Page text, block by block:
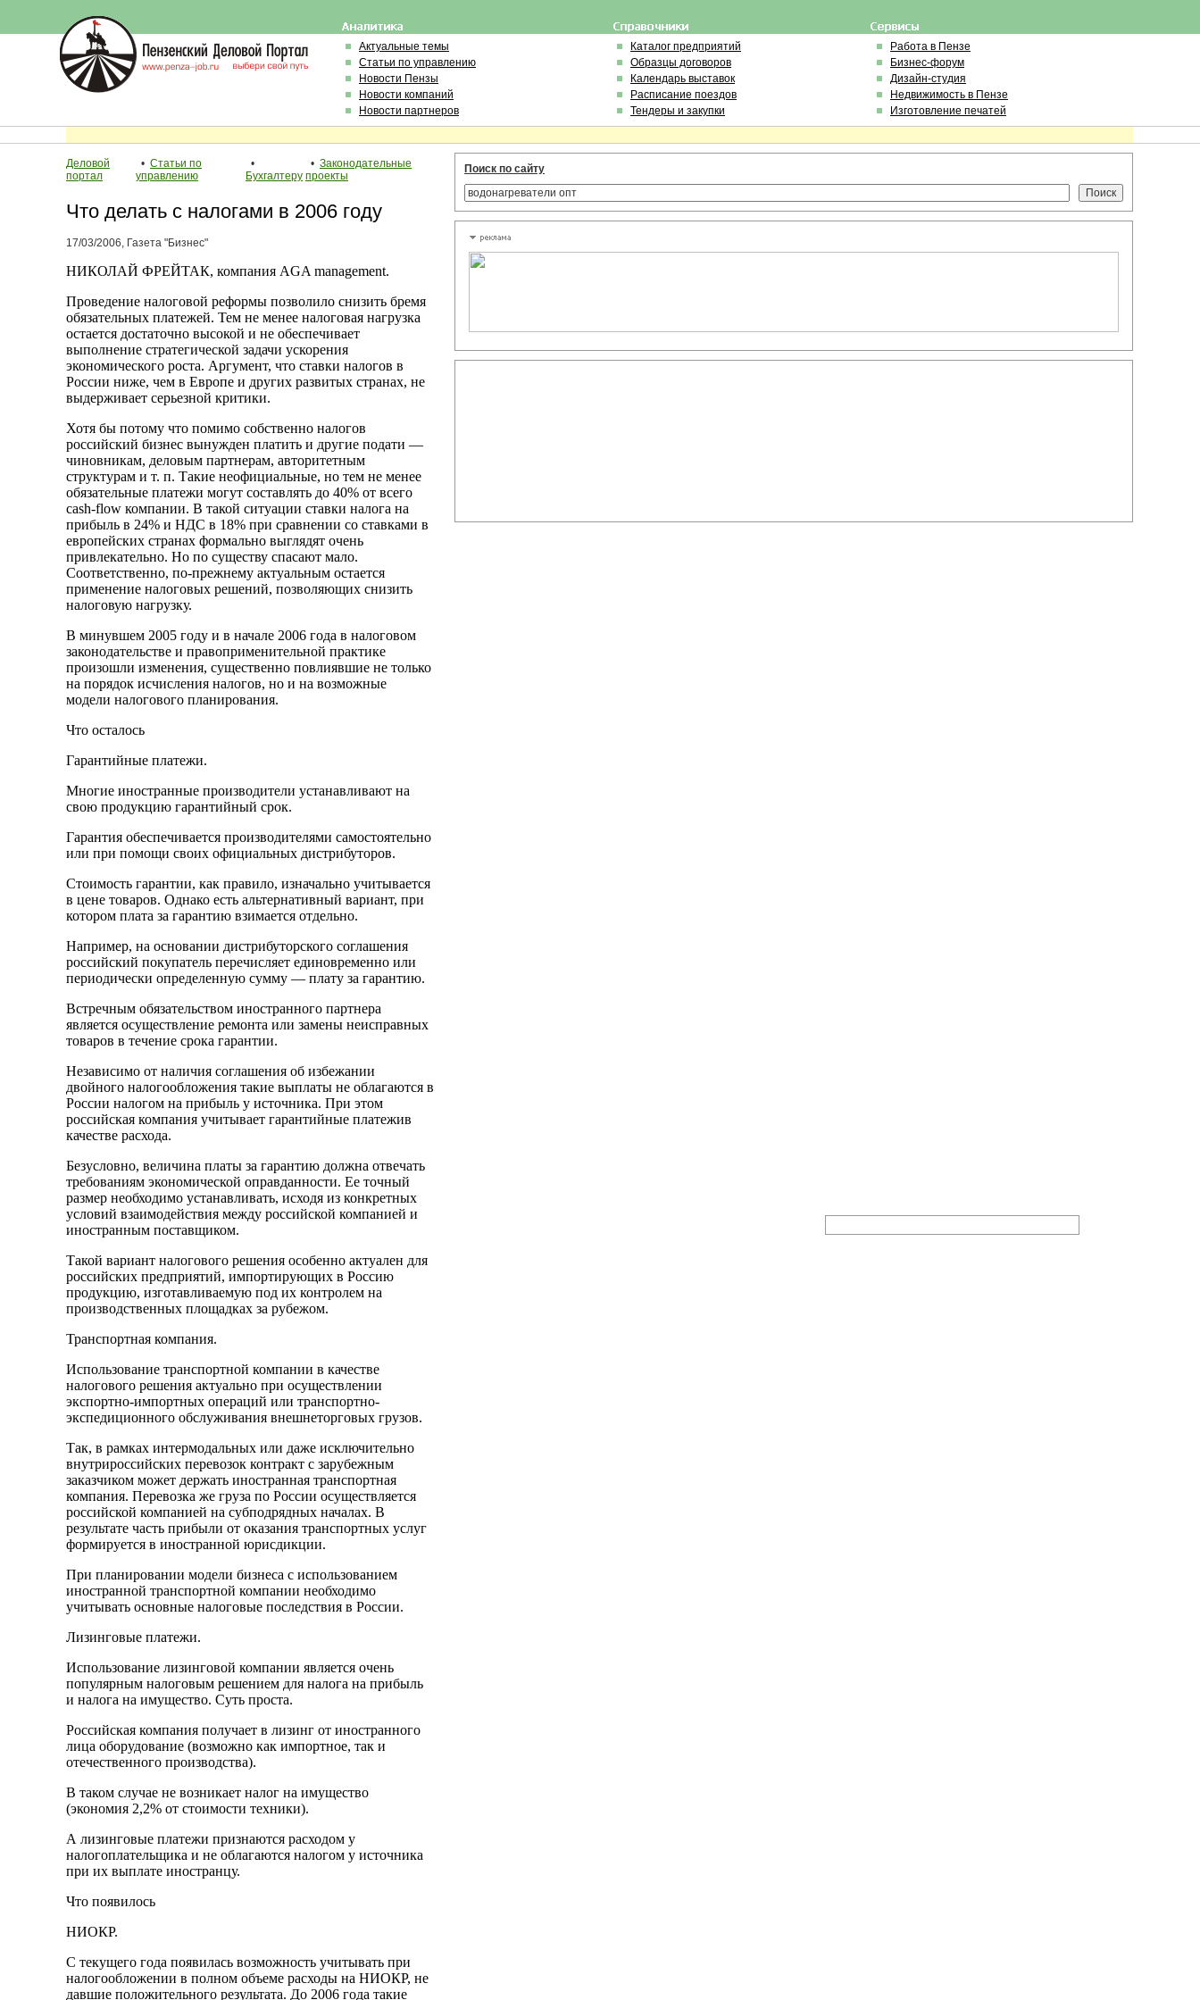
Актуальные темы
Статьи по управлению
Новости Пензы
Новости компаний
Новости партнеров
Каталог предприятий
Образцы договоров
Календарь выставок
Расписание поездов
Тендеры и закупки
Работа в Пензе
Бизнес-форум
Дизайн-студия
Недвижимость в Пензе
Изготовление печатей
Деловой
портал
• Статьи по
управлению
•
Бухгалтеру
• Законодательные
проекты
Что делать с налогами в 2006 году
17/03/2006, Газета "Бизнес"
НИКОЛАЙ ФРЕЙТАК, компания AGA management.
Проведение налоговой реформы позволило снизить бремя
обязательных платежей. Тем не менее налоговая нагрузка
остается достаточно высокой и не обеспечивает
выполнение стратегической задачи ускорения
экономического роста. Аргумент, что ставки налогов в
России ниже, чем в Европе и других развитых странах, не
выдерживает серьезной критики.
Хотя бы потому что помимо собственно налогов
российский бизнес вынужден платить и другие подати —
чиновникам, деловым партнерам, авторитетным
структурам и т. п. Такие неофициальные, но тем не менее
обязательные платежи могут составлять до 40% от всего
cash-flow компании. В такой ситуации ставки налога на
прибыль в 24% и НДС в 18% при сравнении со ставками в
европейских странах формально выглядят очень
привлекательно. Но по существу спасают мало.
Соответственно, по-прежнему актуальным остается
применение налоговых решений, позволяющих снизить
налоговую нагрузку.
В минувшем 2005 году и в начале 2006 года в налоговом
законодательстве и правоприменительной практике
произошли изменения, существенно повлиявшие не только
на порядок исчисления налогов, но и на возможные
модели налогового планирования.
Что осталось
Гарантийные платежи.
Многие иностранные производители устанавливают на
свою продукцию гарантийный срок.
Гарантия обеспечивается производителями самостоятельно
или при помощи своих официальных дистрибуторов.
Стоимость гарантии, как правило, изначально учитывается
в цене товаров. Однако есть альтернативный вариант, при
котором плата за гарантию взимается отдельно.
Например, на основании дистрибуторского соглашения
российский покупатель перечисляет единовременно или
периодически определенную сумму — плату за гарантию.
Встречным обязательством иностранного партнера
является осуществление ремонта или замены неисправных
товаров в течение срока гарантии.
Независимо от наличия соглашения об избежании
двойного налогообложения такие выплаты не облагаются в
России налогом на прибыль у источника. При этом
российская компания учитывает гарантийные платежив
качестве расхода.
Безусловно, величина платы за гарантию должна отвечать
требованиям экономической оправданности. Ее точный
размер необходимо устанавливать, исходя из конкретных
условий взаимодействия между российской компанией и
иностранным поставщиком.
Такой вариант налогового решения особенно актуален для
российских предприятий, импортирующих в Россию
продукцию, изготавливаемую под их контролем на
производственных площадках за рубежом.
Транспортная компания.
Использование транспортной компании в качестве
налогового решения актуально при осуществлении
экспортно-импортных операций или транспортно-
экспедиционного обслуживания внешнеторговых грузов.
Так, в рамках интермодальных или даже исключительно
внутрироссийских перевозок контракт с зарубежным
заказчиком может держать иностранная транспортная
компания. Перевозка же груза по России осуществляется
российской компанией на субподрядных началах. В
результате часть прибыли от оказания транспортных услуг
формируется в иностранной юрисдикции.
При планировании модели бизнеса с использованием
иностранной транспортной компании необходимо
учитывать основные налоговые последствия в России.
Лизинговые платежи.
Использование лизинговой компании является очень
популярным налоговым решением для налога на прибыль
и налога на имущество. Суть проста.
Российская компания получает в лизинг от иностранного
лица оборудование (возможно как импортное, так и
отечественного производства).
В таком случае не возникает налог на имущество
(экономия 2,2% от стоимости техники).
А лизинговые платежи признаются расходом у
налогоплательщика и не облагаются налогом у источника
при их выплате иностранцу.
Что появилось
НИОКР.
С текущего года появилась возможность учитывать при
налогообложении в полном объеме расходы на НИОКР, не
давшие положительного результата. До 2006 года такие
Поиск по сайту